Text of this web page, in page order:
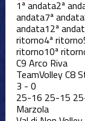
1ª andata2ª
andata7ª andata
andata12ª
ritorno4ª ritorno
ritorno10ª
C9 Arco Riva
TeamVolley C8
3 - 0
25-16 25-15 25
Marzola